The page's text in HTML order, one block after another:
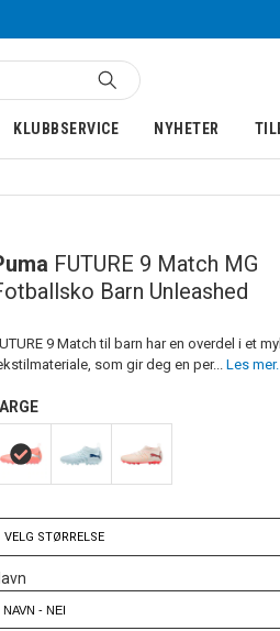
KLUBBSERVICE NYHETER
FUTURE 9 Match MG
Barn Unleashed
9 Match til barn har en overdel i et
som gir deg en per...Les mer.
VELG STØRRELSE